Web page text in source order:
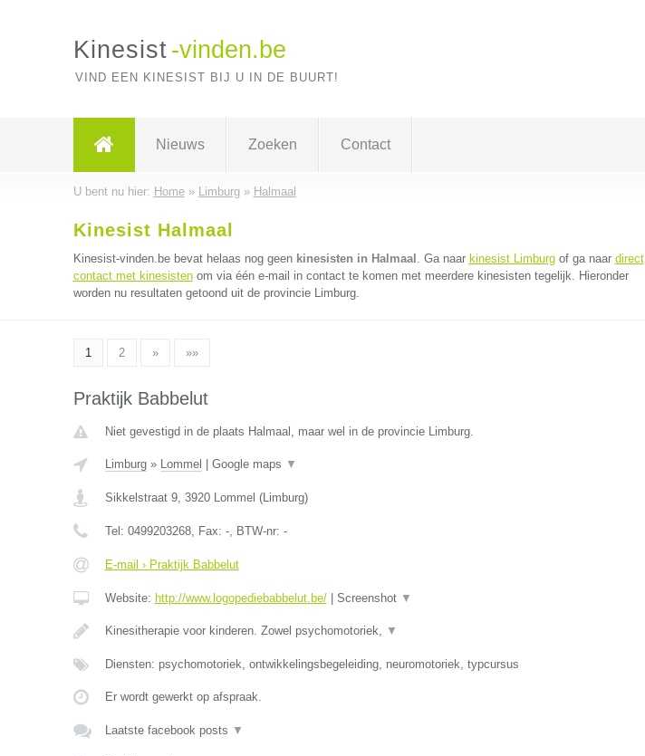
Kinesist -vinden.be
VIND EEN KINESIST BIJ U IN DE BUURT!
Nieuws Zoeken Contact
U bent nu hier: Home» Limburg» Halmaal
Kinesist Halmaal
Kinesist-vinden.be bevat helaas nog geen kinesisten in Halmaal . Ga naar kinesist Limburgof ga naar direct
contact met kinesistenom via één e-mail in contact te komen met meerdere kinesisten tegelijk. Hieronder
worden nu resultaten getoond uit de provincie Limburg.
1 2 » »»
Praktijk Babbelut
Niet gevestigd in de plaats Halmaal, maar wel in de provincie Limburg.
Limburg» Lommel Google maps ▼
Sikkelstraat 9, 3920 Lommel (Limburg)
Tel: 0499203268, Fax: -, BTW-nr: -
E-mail › Praktijk Babbelut
Website: http://www.logopediebabbelut.be/| Screenshot ▼
Kinesitherapie voor kinderen. Zowel psychomotoriek, ▼
Diensten: psychomotoriek, ontwikkelingsbegeleiding, neuromotoriek, typcursus
Er wordt gewerkt op afspraak.
Laatste facebook posts ▼